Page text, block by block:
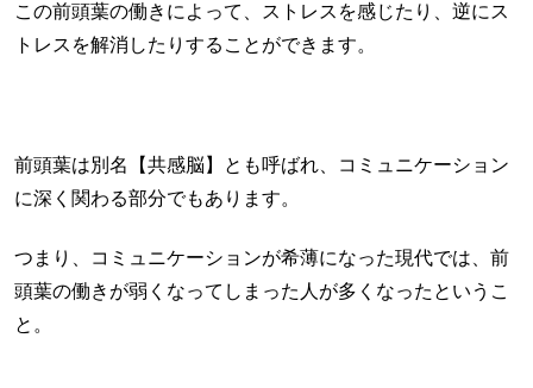
この前頭葉の働きによって、ストレスを感じたり、逆にス
トレスを解消したりすることができます。
前頭葉は別名【共感脳】とも呼ばれ、コミュニケーション
に深く関わる部分でもあります。
つまり、コミュニケーションが希薄になった現代では、前
頭葉の働きが弱くなってしまった人が多くなったというこ
と。